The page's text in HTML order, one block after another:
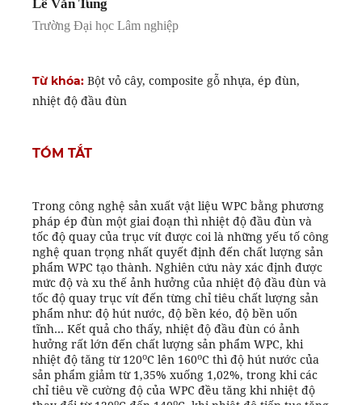
Lê Văn Tung
Trường Đại học Lâm nghiệp
Từ khóa: Bột vỏ cây, composite gỗ nhựa, ép đùn,
nhiệt độ đầu đùn
TÓM TẮT
Trong công nghệ sản xuất vật liệu WPC bằng phương
pháp ép đùn một giai đoạn thì nhiệt độ đầu đùn và
tốc độ quay của trục vít được coi là những yếu tố công
nghệ quan trọng nhất quyết định đến chất lượng sản
phẩm WPC tạo thành. Nghiên cứu này xác định được
mức độ và xu thế ảnh hưởng của nhiệt độ đầu đùn và
tốc độ quay trục vít đến từng chỉ tiêu chất lượng sản
phẩm như: độ hút nước, độ bền kéo, độ bền uốn
tĩnh… Kết quả cho thấy, nhiệt độ đầu đùn có ảnh
hưởng rất lớn đến chất lượng sản phẩm WPC, khi
nhiệt độ tăng từ 120oC lên 160oC thì độ hút nước của
sản phẩm giảm từ 1,35% xuống 1,02%, trong khi các
chỉ tiêu về cường độ của WPC đều tăng khi nhiệt độ
o o